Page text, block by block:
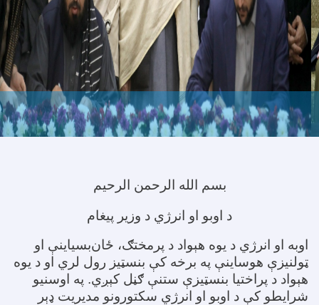
بسم الله الرحمن الرحیم
د اوبو او انرژي د وزیر پیغام
اوبه او انرژي د یوه هېواد د پرمختګ، ځان‌بسیاینې او
ټولنیزې هوساینې په برخه کې بنسټیز رول لري او د یوه
هېواد د پراختیا بنسټیزې ستنې ګڼل کېږي. په اوسنیو
شرایطو کې د اوبو او انرژي سکتورونو مدیریت ډېر